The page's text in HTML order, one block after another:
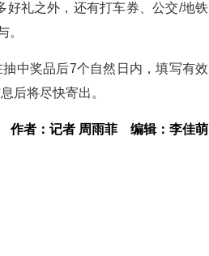
好礼之外，还有打车券、公交/地铁
。
中奖品后7个自然日内，填写有效
后将尽快寄出。
作者：记者 周雨菲 编辑：李佳萌